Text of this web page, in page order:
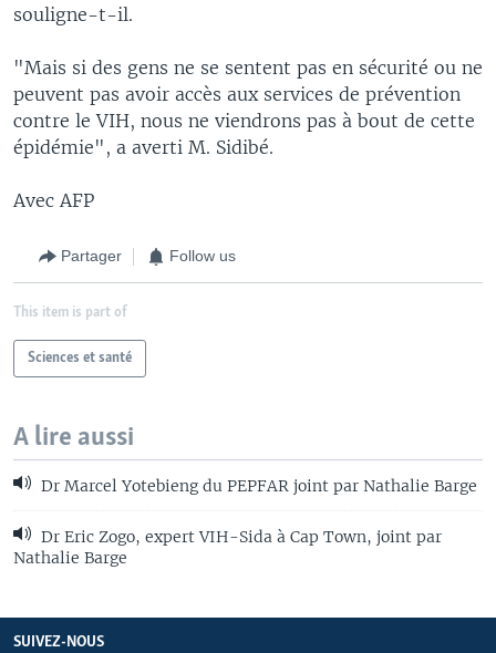
souligne-t-il.
"Mais si des gens ne se sentent pas en sécurité ou ne
peuvent pas avoir accès aux services de prévention
contre le VIH, nous ne viendrons pas à bout de cette
épidémie", a averti M. Sidibé.
Avec AFP
Partager Follow us
This item is part of
Sciences et santé
A lire aussi
Dr Marcel Yotebieng du PEPFAR joint par Nathalie Barge
Dr Eric Zogo, expert VIH-Sida à Cap Town, joint par
Nathalie Barge
SUIVEZ-NOUS